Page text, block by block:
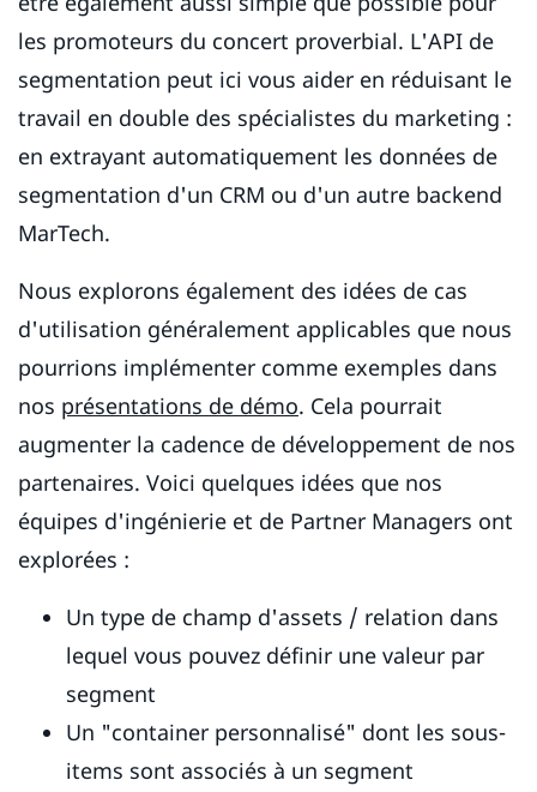
les promoteurs du concert proverbial. L'API de
segmentation peut ici vous aider en réduisant le
travail en double des spécialistes du marketing :
en extrayant automatiquement les données de
segmentation d'un CRM ou d'un autre backend
MarTech.
Nous explorons également des idées de cas
d'utilisation généralement applicables que nous
pourrions implémenter comme exemples dans
nos présentations de démo. Cela pourrait
augmenter la cadence de développement de nos
partenaires. Voici quelques idées que nos
équipes d'ingénierie et de Partner Managers ont
explorées :
Un type de champ d'assets / relation dans
lequel vous pouvez définir une valeur par
segment
Un "container personnalisé" dont les sous-
items sont associés à un segment